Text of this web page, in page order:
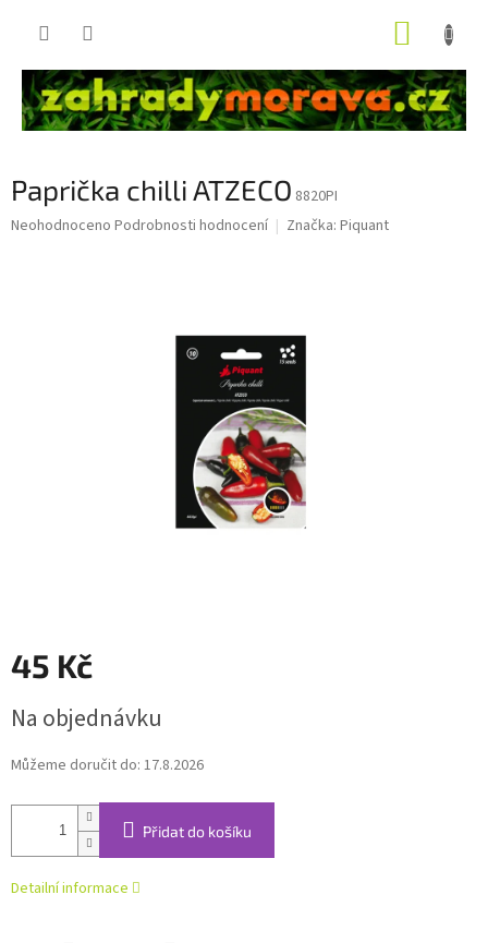
Paprička chilli ATZECO 8820PI
Průměrné
Neohodnoceno Podrobnosti hodnocení Značka: Piquant
45 Kč
cena:
Na objednávku
Můžeme doručit do: 17.8.2026
Přidat do košíku
Detailní informace